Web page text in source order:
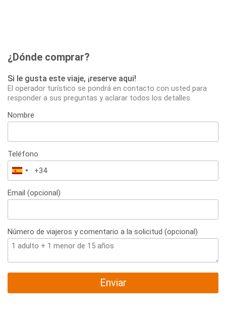
¿Dónde comprar?
Si le gusta este viaje, ¡reserve aqui!
El operador turístico se pondrá en contacto con usted para
responder a sus preguntas y aclarar todos los detalles.
Nombre
Teléfono
España
+34
Email (opcional)
Número de viajeros y comentario a la solicitud (opcional)
Enviar